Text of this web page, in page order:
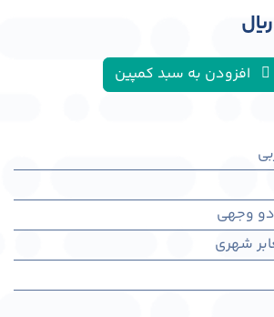
﷼
افزودن به سبد کمپین
دو وجهی
شهری